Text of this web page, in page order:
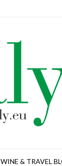
WINE & TRAVEL